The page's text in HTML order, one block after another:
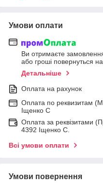
Умови оплати
Ви отримаєте
або гроші повернуться
Детальніше
Оплата на рахунок
Оплата по реквизитам
Іщенко С
Оплата за реквізитами
4392 Іщенко С.
Всі умови оплати
Умови повернення